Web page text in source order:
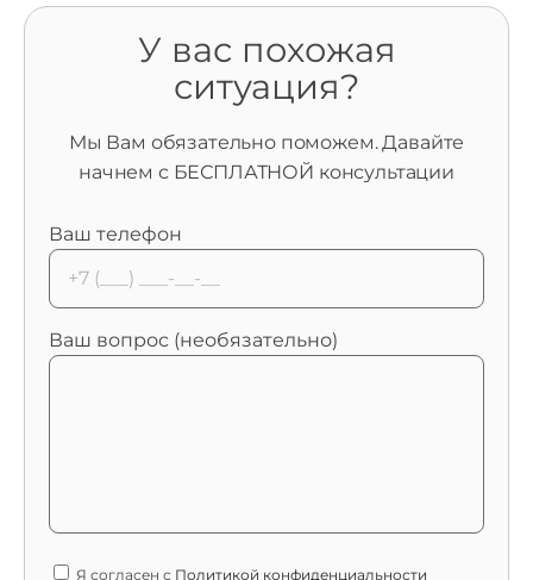
У вас похожая
ситуация?
Мы Вам обязательно поможем. Давайте
начнем с БЕСПЛАТНОЙ консультации
Ваш телефон
Ваш вопрос (необязательно)
Я согласен с Политикой конфиденциальности